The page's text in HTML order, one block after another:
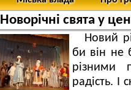
Новорічні свята у
Новий
би він не
різними
радість. І